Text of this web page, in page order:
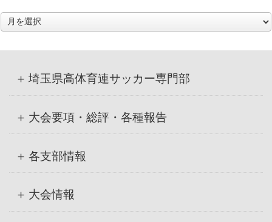
ア
ー
埼玉県高体育連サッカー専門部
大会要項・総評・各種報告
各支部情報
大会情報